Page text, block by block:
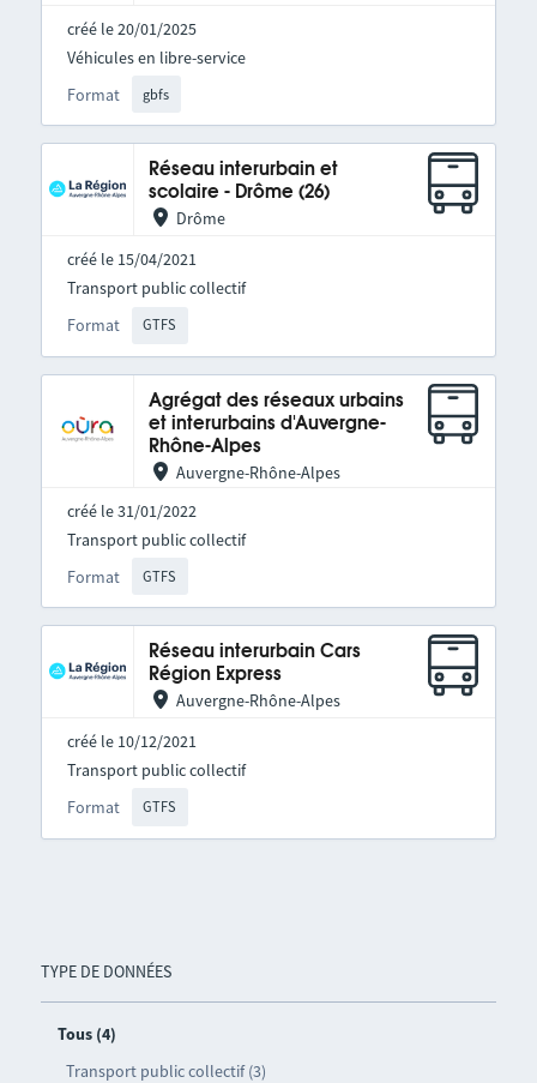
TYPE DE DONNÉES
Tous (4)
Transport public collectif (3)
créé le 20/01/2025
Format gbfs
Véhicules en libre-service
Réseau interurbain et
scolaire - Drôme (26)
Drôme
créé le 15/04/2021
Format GTFS
Transport public collectif
Agrégat des réseaux urbains
et interurbains d'Auvergne-
Rhône-Alpes
Auvergne-Rhône-Alpes
créé le 31/01/2022
Format GTFS
Transport public collectif
Réseau interurbain Cars
Région Express
Auvergne-Rhône-Alpes
créé le 10/12/2021
Format GTFS
Transport public collectif